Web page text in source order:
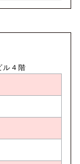
ル４階